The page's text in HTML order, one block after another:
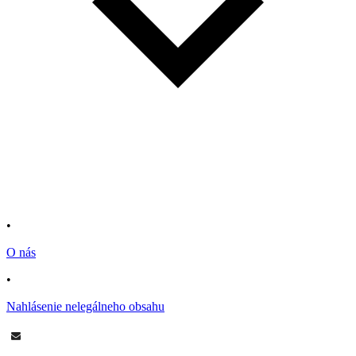
•
O nás
•
Nahlásenie nelegálneho obsahu